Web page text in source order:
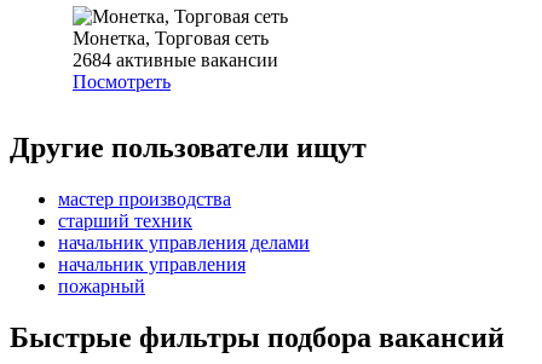
Монетка, Торговая сеть
2684 активные вакансии
Посмотреть
Другие пользователи ищут
мастер производства
старший техник
начальник управления делами
начальник управления
пожарный
Быстрые фильтры подбора вакансий